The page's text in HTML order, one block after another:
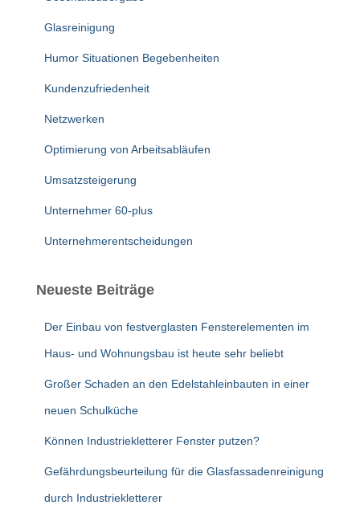
Glasreinigung
Humor Situationen Begebenheiten
Kundenzufriedenheit
Netzwerken
Optimierung von Arbeitsabläufen
Umsatzsteigerung
Unternehmer 60-plus
Unternehmerentscheidungen
Neueste Beiträge
Der Einbau von festverglasten Fensterelementen im
Haus- und Wohnungsbau ist heute sehr beliebt
Großer Schaden an den Edelstahleinbauten in einer
neuen Schulküche
Können Industriekletterer Fenster putzen?
Gefährdungsbeurteilung für die Glasfassadenreinigung
durch Industriekletterer